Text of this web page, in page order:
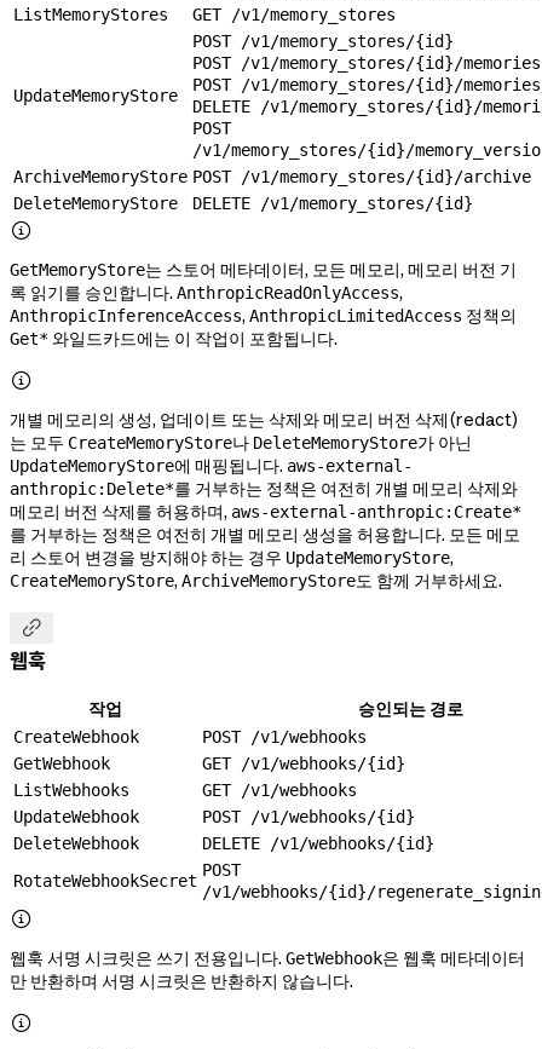
ListMemoryStores
GET /v1/memory_stores
UpdateMemoryStore
POST /v1/memory_stores/{id}
POST /v1/memory_stores/{id}/memories
POST /v1/memory_stores/{id}/
DELETE /v1/memory_stores/{id}/
POST
/v1/memory_stores/{id}/
ArchiveMemoryStore POST /v1/memory_stores/{id}/archive
DeleteMemoryStore
DELETE /v1/memory_stores/{id}

GetMemoryStore는 스토어 메타데이터, 모든 메모리, 메모리 버전 기
록 읽기를 승인합니다. AnthropicReadOnlyAccess,
AnthropicInferenceAccess, AnthropicLimitedAccess 정책의
Get*와일드카드에는 이 작업이 포함됩니다.

개별 메모리의 생성, 업데이트 또는 삭제와 메모리 버전 삭제(redact)
는 모두 CreateMemoryStore나 DeleteMemoryStore가 아닌
UpdateMemoryStore에 매핑됩니다. aws-external-
anthropic:Delete*를 거부하는 정책은 여전히 개별 메모리 삭제와
메모리 버전 삭제를 허용하며, aws-external-anthropic:Create*
를 거부하는 정책은 여전히 개별 메모리 생성을 허용합니다. 모든 메모
리 스토어 변경을 방지해야 하는 경우 UpdateMemoryStore,
CreateMemoryStore, ArchiveMemoryStore도 함께 거부하세요.

웹훅
작업 승인되는 경로
CreateWebhook
POST /v1/webhooks
GetWebhook
GET /v1/webhooks/{id}
ListWebhooks
GET /v1/webhooks
UpdateWebhook
POST /v1/webhooks/{id}
DeleteWebhook
DELETE /v1/webhooks/{id}
RotateWebhookSecret
POST
/v1/webhooks/{id}/

웹훅 서명 시크릿은 쓰기 전용입니다. GetWebhook은 웹훅 메타데이터
만 반환하며 서명 시크릿은 반환하지 않습니다.
